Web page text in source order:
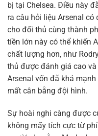
bị tại Chelsea. Điều này
ra câu hỏi liệu Arsenal
cho đối thủ cùng thành
tiền lớn này có thể khiến
chất lượng hơn, như
thủ được đánh giá cao
Arsenal vốn đã khá
mất cân bằng đội hình.
Sự hoài nghi càng được
không mấy tích cực từ